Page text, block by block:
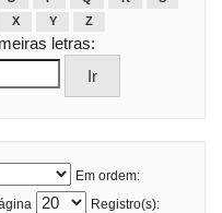
X Y Z
letras:
Em ordem:
Registro(s):